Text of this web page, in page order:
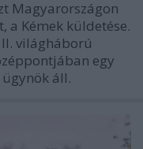
Magyarországon
Kémek küldetése.
világháború
egy
áll.